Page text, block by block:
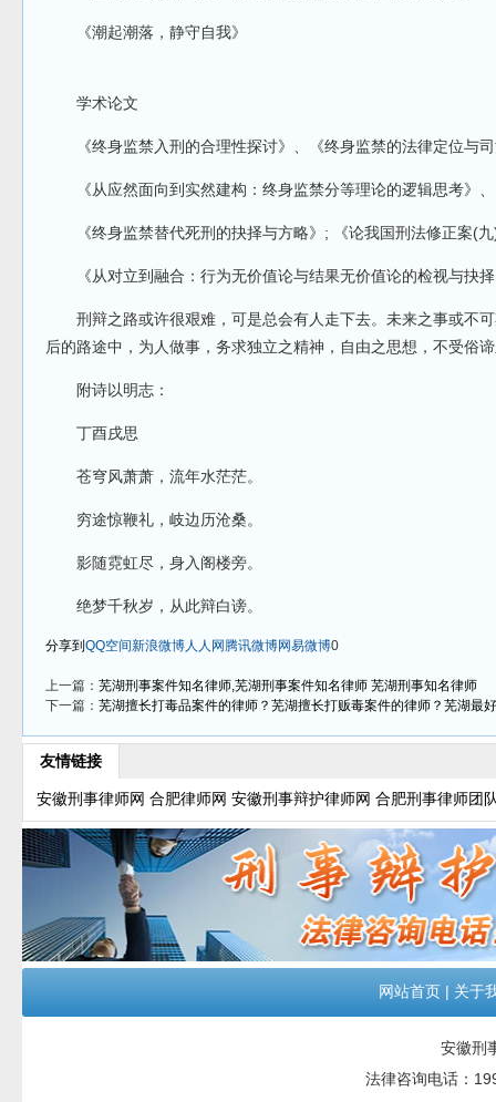
《潮起潮落，静守自我》
学术论文
《终身监禁入刑的合理性探讨》、《终身监禁的法律定位与司
《从应然面向到实然建构：终身监禁分等理论的逻辑思考》、
《终身监禁替代死刑的抉择与方略》; 《论我国刑法修正案(九
《从对立到融合：行为无价值论与结果无价值论的检视与抉
刑辩之路或许很艰难，可是总会有人走下去。未来之事或不可
后的路途中，为人做事，务求独立之精神，自由之思想，不受俗
附诗以明志：
丁酉戌思
苍穹风萧萧，流年水茫茫。
穷途惊鞭礼，岐边历沧桑。
影随霓虹尽，身入阁楼旁。
绝梦千秋岁，从此辩白谤。
分享到 QQ空间新浪微博人人网 腾讯微博网易微博0
上一篇： 芜湖刑事案件知名律师,芜湖刑事案件知名律师 芜湖刑事知名律师
下一篇： 芜湖擅长打毒品案件的律师？芜湖擅长打贩毒案件的律师？芜湖最
友情链接
安徽刑事律师网 合肥律师网 安徽刑事辩护律师网 合肥刑事律师团
网站首页 | 关于
安徽刑
法律咨询电话：